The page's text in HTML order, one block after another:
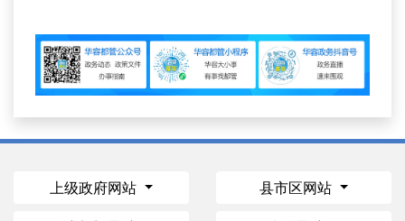
上级政府网站 县市区网站